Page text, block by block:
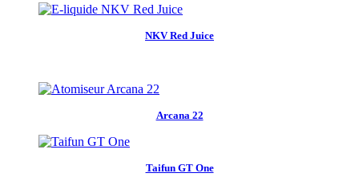
NKV Red Juice
Arcana 22
Taifun GT One